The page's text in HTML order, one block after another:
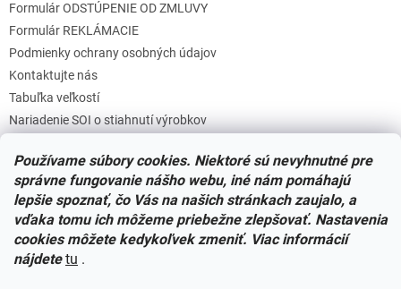
Používame súbory cookies. Niektoré sú nevyhnutné pre
správne fungovanie nášho webu, iné nám pomáhajú
lepšie spoznať, čo Vás na našich stránkach zaujalo, a
vďaka tomu ich môžeme priebežne zlepšovať. Nastavenia
cookies môžete kedykoľvek zmeniť. Viac informácií
nájdete tu .
Formulár ODSTÚPENIE OD ZMLUVY
Formulár REKLÁMACIE
Podmienky ochrany osobných údajov
Kontaktujte nás
Tabuľka veľkostí
Nariadenie SOI o stiahnutí výrobkov
Zásady súborov COOKIES
Facebook